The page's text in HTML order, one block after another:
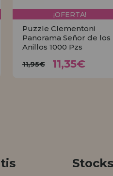
¡OFERTA!
Puzzle Clementoni
Panorama Señor de los
Anillos 1000 Pzs
11,95€ 11,35€